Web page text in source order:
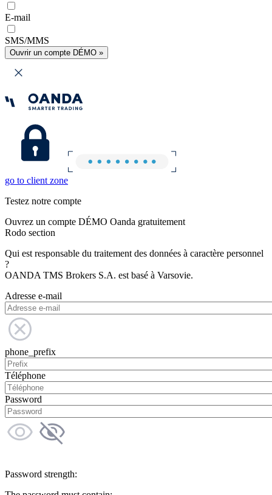
E-mail
SMS/MMS
Ouvrir un compte DÉMO »
go to client zone
Testez notre compte
Ouvrez un compte DÉMO Oanda gratuitement
Rodo section
Qui est responsable du traitement des données à caractère personnel
?
OANDA TMS Brokers S.A. est basé à Varsovie.
Adresse e-mail
phone_prefix
Téléphone
Password
Password strength: